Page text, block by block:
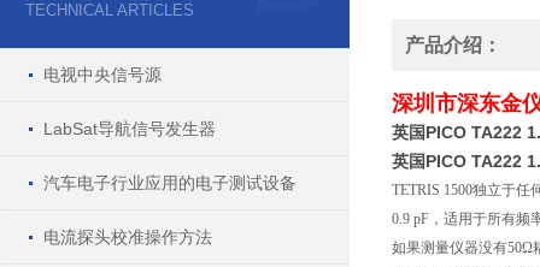
TECHNICAL ARTICLES
电视中央信号源
LabSat导航信号发生器
汽车电子行业应用的电子测试设备
电流探头校准操作方法
产品介绍：
深圳市深东金
英国PICO TA222
英国PICO TA222
TETRIS 1500独立于
0.9 pF，适用于所有频
如果测量仪器没有50Ω